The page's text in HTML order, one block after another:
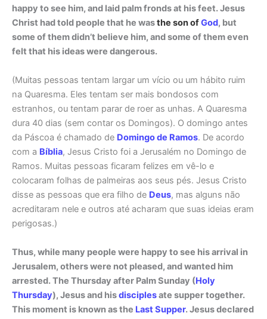
happy to see him, and laid palm fronds at his feet. Jesus
Christ had told people that he wasthe son ofGod, but
some of them didn’t believe him, and some of them even
felt that his ideas were dangerous.
(Muitas pessoas tentam largar um vício ou um hábito ruim
na Quaresma. Eles tentam ser mais bondosos com
estranhos, ou tentam parar de roer as unhas. A Quaresma
dura 40 dias (sem contar os Domingos). O domingo antes
da Páscoa é chamado de Domingo de Ramos. De acordo
com a Bíblia, Jesus Cristo foi a Jerusalém no Domingo de
Ramos. Muitas pessoas ficaram felizes em vê-lo e
colocaram folhas de palmeiras aos seus pés. Jesus Cristo
disse as pessoas que era filho de Deus, mas alguns não
acreditaram nele e outros até acharam que suas ideias eram
perigosas.)
Thus, while many people were happy to see his arrival in
Jerusalem, others were not pleased, and wanted him
arrested. The Thursday after Palm Sunday (Holy
Thursday), Jesus and hisdisciplesate supper together.
This moment is known as the Last Supper. Jesus declared